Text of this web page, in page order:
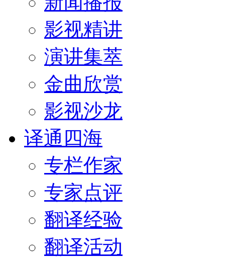
影视精讲
演讲集萃
金曲欣赏
影视沙龙
译通四海
专栏作家
专家点评
翻译经验
翻译活动